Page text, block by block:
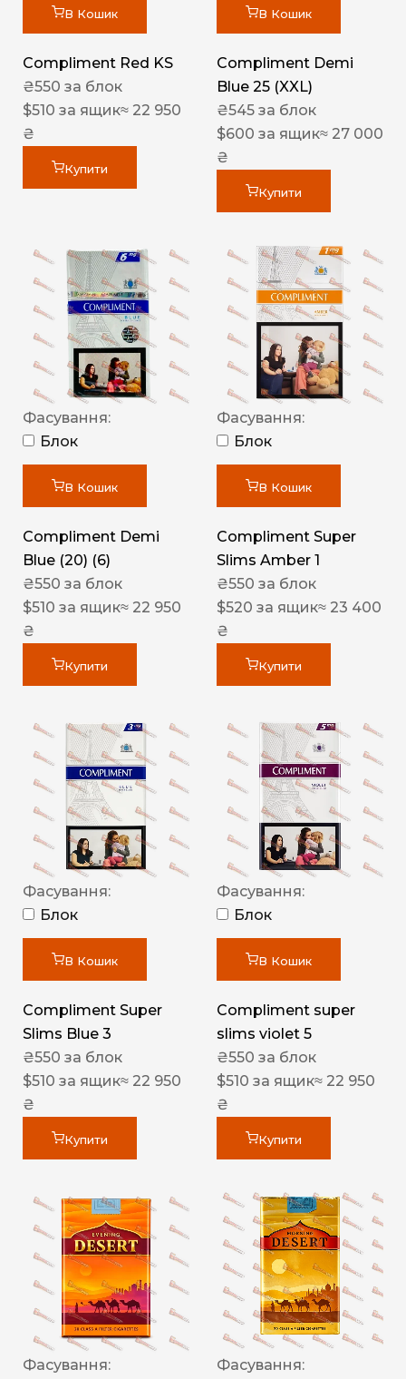
В Кошик
Compliment Red KS
₴550 за блок
$510 за ящик≈ 22 950
₴
Купити
В Кошик
Compliment Demi
Blue 25 (XXL)
₴545 за блок
$600 за ящик≈ 27 000
₴
Купити
Фасування:
Блок
В Кошик
Compliment Demi
Blue (20) (6)
₴550 за блок
$510 за ящик≈ 22 950
₴
Купити
Фасування:
Блок
В Кошик
Compliment Super
Slims Amber 1
₴550 за блок
$520 за ящик≈ 23 400
₴
Купити
Фасування:
Блок
В Кошик
Compliment Super
Slims Blue 3
₴550 за блок
$510 за ящик≈ 22 950
₴
Купити
Фасування:
Блок
В Кошик
Compliment super
slims violet 5
₴550 за блок
$510 за ящик≈ 22 950
₴
Купити
Фасування:
Фасування: